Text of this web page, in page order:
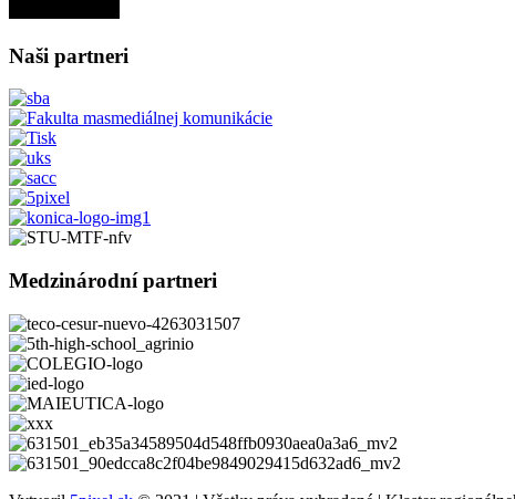
Naši partneri
Medzinárodní partneri